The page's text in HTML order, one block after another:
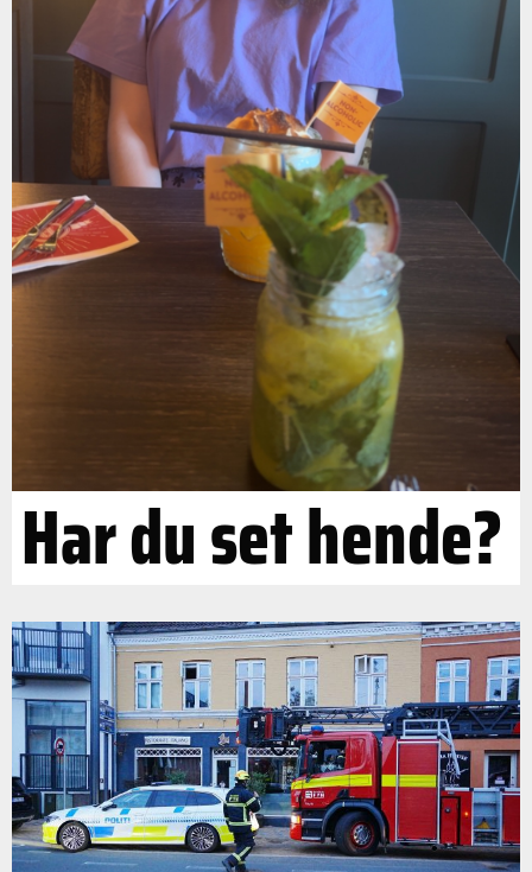
Har du set hende?